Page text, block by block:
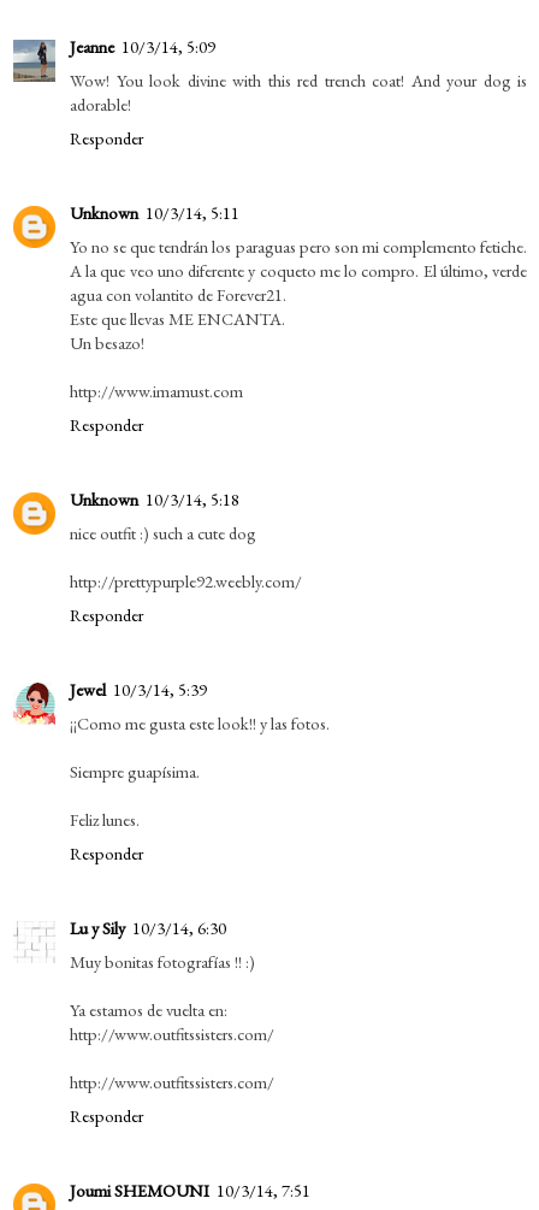
Jeanne 10/3/14, 5:09
Wow! You look divine with this red trench coat! And your dog is
adorable!
Responder
Unknown 10/3/14, 5:11
Yo no se que tendrán los paraguas pero son mi complemento fetiche.
A la que veo uno diferente y coqueto me lo compro. El último, verde
agua con volantito de Forever21.
Este que llevas ME ENCANTA.
Un besazo!
http://www.imamust.com
Responder
Unknown 10/3/14, 5:18
nice outfit :) such a cute dog
http://prettypurple92.weebly.com/
Responder
Jewel 10/3/14, 5:39
¡¡Como me gusta este look!! y las fotos.
Siempre guapísima.
Feliz lunes.
Responder
Lu y Sily 10/3/14, 6:30
Muy bonitas fotografías !! :)
Ya estamos de vuelta en:
http://www.outfitssisters.com/
http://www.outfitssisters.com/
Responder
Joumi SHEMOUNI 10/3/14, 7:51